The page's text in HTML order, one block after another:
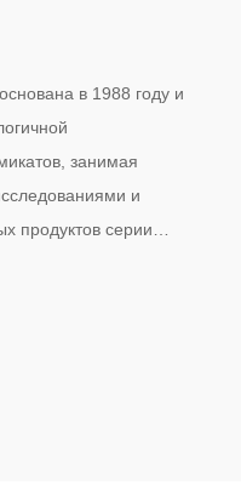
занимая
и
продуктов серии
линии для
цемента,